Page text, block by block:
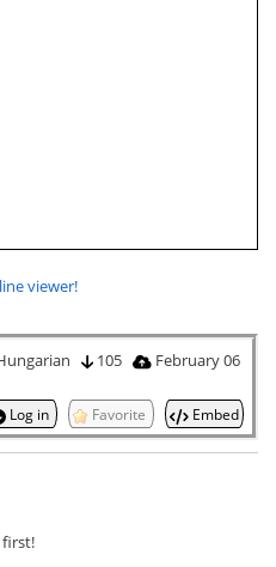
viewer!
105
February 06
Log in Favorite Embed
first!